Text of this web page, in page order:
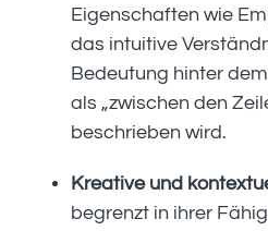
Eigenschaften wie
das intuitive
Bedeutung hinter
als „zwischen den
beschrieben wird.
Kreative und
begrenzt in ihrer